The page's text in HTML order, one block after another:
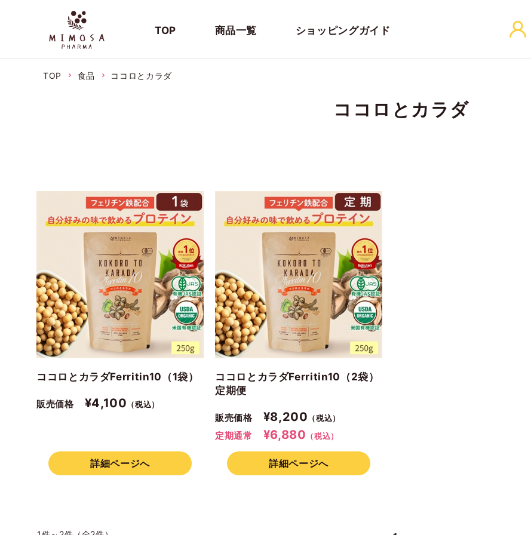
TOP 商品一覧 ショッピングガイド
TOP 食品 ココロとカラダ
ココロとカラダ
ココロとカラダFerritin10（1袋）
販売価格 ¥4,100 （税込）
詳細ページへ
ココロとカラダFerritin10（2袋）
定期便
販売価格 ¥8,200 （税込）
定期通常 ¥6,880 （税込）
詳細ページへ